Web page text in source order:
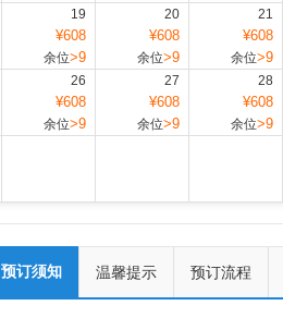
19
¥608
余位>9
20
¥608
余位>9
21
¥608
余位>9
26
¥608
余位>9
27
¥608
余位>9
28
¥608
余位>9
预订须知 温馨提示 预订流程